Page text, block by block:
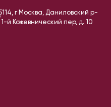
г Москва, Даниловский р-
1-й Кожевнический пер, д. 10